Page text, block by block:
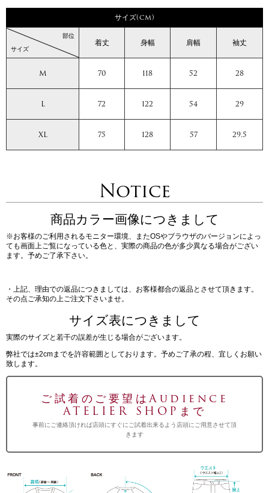
サイズ(cm)
サイズ
部位
着丈 身幅 肩幅 袖丈
M 70 118 52 28
L 72 122 54 29
XL 75 128 57 29.5
Notice
商品カラー画像につきまして
※お客様のご利用されるモニター環境、またOSやブラウザのバージョンによっ
ても画面上ご覧になっている色と、実際の商品の色が多少異なる場合がござい
ます。予めご了承下さい。
・上記、理由での返品につきましては、お客様都合の返品とさせて頂きます。
その点ご承知の上ご注文下さいませ。
サイズ表につきまして
実際のサイズと若干の誤差が生じる場合がございます。
弊社では±2cmまでを許容範囲としております。予めご了承の程、宜しくお願い
致します。
ご試着のご要望はAudience
ATELIER SHOPまで
事前にご連絡頂ければ店頭にすぐにご試着出来るよう店頭にご用意させて頂
きます